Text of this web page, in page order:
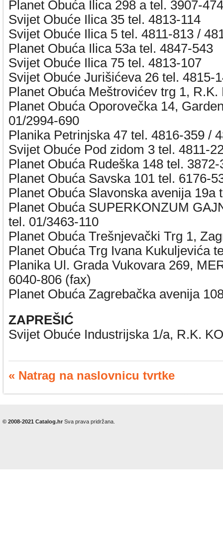
Planet Obuća Ilica 298 a tel. 3907-474
Svijet Obuće Ilica 35 tel. 4813-114
Svijet Obuće Ilica 5 tel. 4811-813 /
Planet Obuća Ilica 53a tel. 4847-543
Svijet Obuće Ilica 75 tel. 4813-107
Svijet Obuće Jurišićeva 26 tel. 4815-
Planet Obuća Meštrovićev trg 1,
Planet Obuća Oporovečka 14,
01/2994-690
Planika Petrinjska 47 tel. 4816-359 /
Svijet Obuće Pod zidom 3 tel. 4811-
Planet Obuća Rudeška 148 tel.
Planet Obuća Savska 101 tel. 6176-
Planet Obuća Slavonska avenija 19a
Planet Obuća SUPERKONZUM
tel. 01/3463-110
Planet Obuća Trešnjevački Trg 1,
Planet Obuća Trg Ivana Kukuljevića
Planika Ul. Grada Vukovara 269,
6040-806 (fax)
Planet Obuća Zagrebačka avenija
ZAPREŠIĆ
Svijet Obuće Industrijska 1/a, R.K.
« Natrag na naslovnicu tvrtke
© 2008-2021 Catalog.hr Sva prava pridržana.